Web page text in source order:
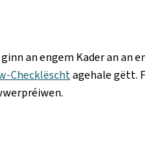
an engem Kader an an
Checklëschtagehale gëtt.